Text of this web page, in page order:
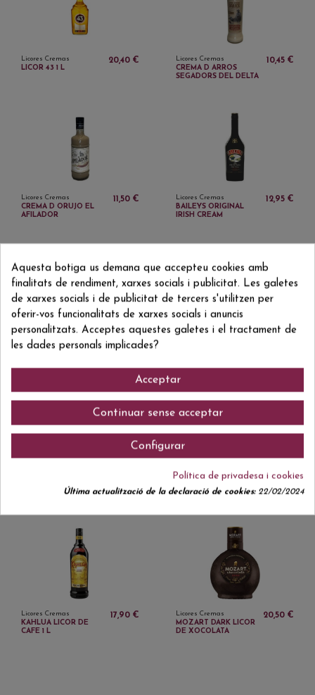
Licores Cremas
LICOR 43 1 L
20,40 € Licores Cremas
CREMA D ARROS
SEGADORS DEL DELTA
10,45 €
Licores Cremas
CREMA D ORUJO EL
AFILADOR
11,50 € Licores Cremas
BAILEYS ORIGINAL
IRISH CREAM
12,95 €
FRANGELICO
14,40 € Licores Cremas
TEQUILA STRAWBERRY
Licores Cremas
LANDMARA
19,70 €
Licores Cremas
KAHLUA LICOR DE
CAFE 1 L
17,90 € Licores Cremas
MOZART DARK LICOR
DE XOCOLATA
20,50 €
Aquesta botiga us demana que accepteu cookies amb
finalitats de rendiment, xarxes socials i publicitat. Les galetes
de xarxes socials i de publicitat de tercers s'utilitzen per
oferir-vos funcionalitats de xarxes socials i anuncis
personalitzats. Acceptes aquestes galetes i el tractament de
les dades personals implicades?
Acceptar
Continuar sense acceptar
Configurar
Política de privadesa i cookies
Última actualització de la declaració de cookies:22/02/2024